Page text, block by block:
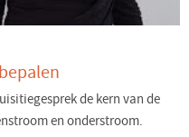
de kern van de
en onderstroom.